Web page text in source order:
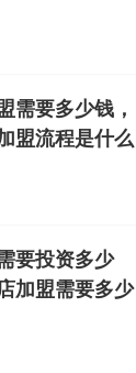
需要多少钱，
盟流程是什么
要投资多少
加盟需要多少